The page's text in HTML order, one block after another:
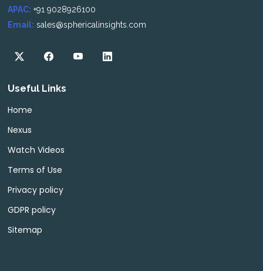
APAC: +91 9028926100
Email: sales@sphericalinsights.com
Useful Links
Home
Nexus
Watch Videos
Terms of Use
Privacy policy
GDPR policy
Sitemap